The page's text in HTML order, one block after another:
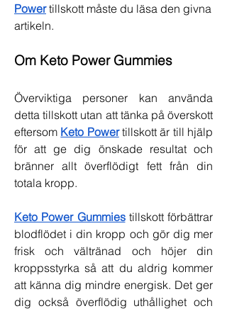
Power tillskott måste du läsa den givna
artikeln.
Om Keto Power Gummies
Överviktiga personer kan använda
detta tillskott utan att tänka på överskott
eftersom Keto Power tillskott är till hjälp
för att ge dig önskade resultat och
bränner allt överflödigt fett från din
totala kropp.
Keto Power Gummies tillskott förbättrar
blodflödet i din kropp och gör dig mer
frisk och vältränad och höjer din
kroppsstyrka så att du aldrig kommer
att känna dig mindre energisk. Det ger
dig också överflödig uthållighet och